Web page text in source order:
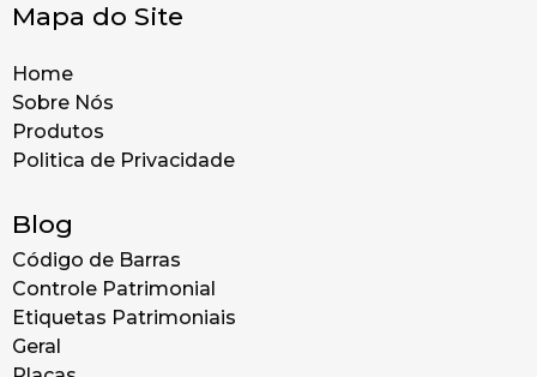
Mapa do Site
Home
Sobre Nós
Produtos
Politica de Privacidade
Blog
Código de Barras
Controle Patrimonial
Etiquetas Patrimoniais
Geral